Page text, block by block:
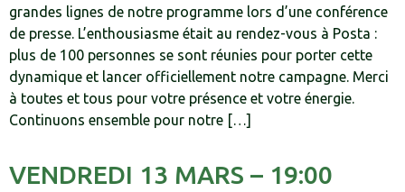
grandes lignes de notre programme lors d’une conférence
de presse. L’enthousiasme était au rendez-vous à Posta :
plus de 100 personnes se sont réunies pour porter cette
dynamique et lancer officiellement notre campagne. Merci
à toutes et tous pour votre présence et votre énergie.
Continuons ensemble pour notre […]
VENDREDI 13 MARS – 19:00